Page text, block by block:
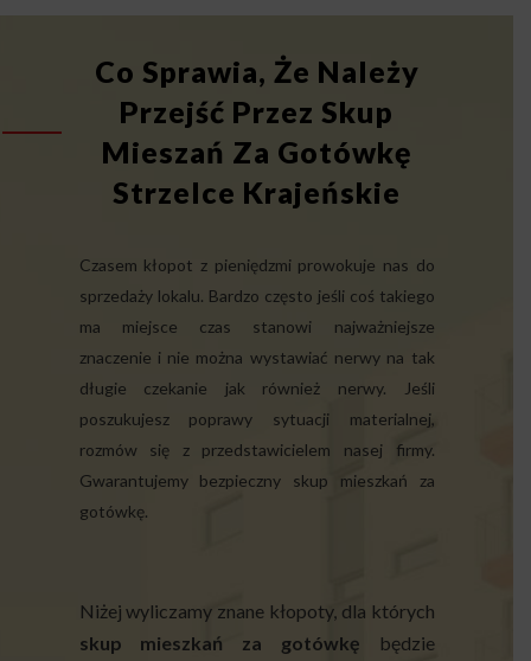
Co Sprawia, Że Należy
Przejść Przez Skup
Mieszań Za Gotówkę
Strzelce Krajeńskie
Czasem kłopot z pieniędzmi prowokuje nas do
sprzedaży lokalu. Bardzo często jeśli coś takiego
ma miejsce czas stanowi najważniejsze
znaczenie i nie można wystawiać nerwy na tak
długie czekanie jak również nerwy. Jeśli
poszukujesz poprawy sytuacji materialnej,
rozmów się z przedstawicielem nasej firmy.
Gwarantujemy bezpieczny skup mieszkań za
gotówkę.
Niżej wyliczamy znane kłopoty, dla których
skup mieszkań za gotówkę będzie